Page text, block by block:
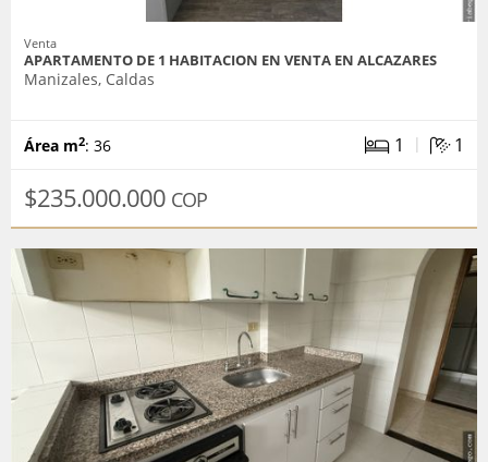
Venta
APARTAMENTO DE 1 HABITACION EN VENTA EN ALCAZARES
Manizales, Caldas
Área m2: 36 1 | 1
$235.000.000 COP